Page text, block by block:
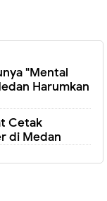
"Mental
Harumkan
Cetak
di Medan